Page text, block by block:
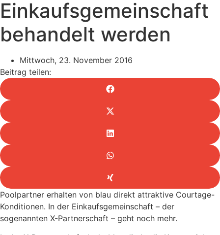
Einkaufsgemeinschaft
behandelt werden
Mittwoch, 23. November 2016
Beitrag teilen:
Poolpartner erhalten von blau direkt attraktive Courtage-
Konditionen. In der Einkaufsgemeinschaft – der
sogenannten X-Partnerschaft – geht noch mehr.